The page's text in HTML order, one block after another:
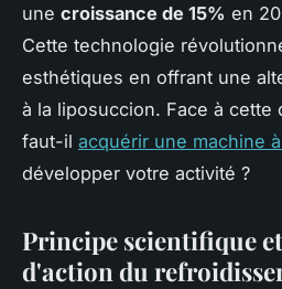
une croissance de 15% en
Cette technologie
esthétiques en offrant une
à la liposuccion. Face à cette
faut-il acquérir une machine
développer votre activité ?
Principe scientifique
d'action du